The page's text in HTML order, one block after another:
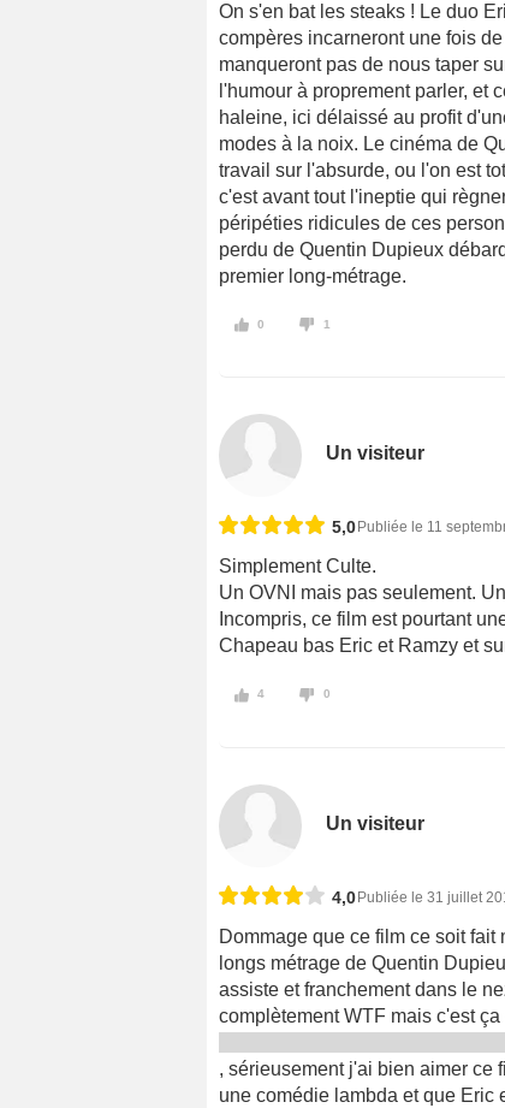
On s'en bat les steaks ! Le duo
compères incarneront une fois
manqueront pas de nous taper
l'humour à proprement parler, et
haleine, ici délaissé au profit
modes à la noix. Le cinéma de
travail sur l'absurde, ou l'on est
c'est avant tout l'ineptie qui
péripéties ridicules de ces
perdu de Quentin Dupieux
premier long-métrage.
0 1
Un visiteur
5,0 Publiée le 11
Simplement Culte.
Un OVNI mais pas seulement.
Incompris, ce film est pourtant
Chapeau bas Eric et Ramzy et
4 0
Un visiteur
4,0 Publiée le 31 juillet
Dommage que ce film ce soit
longs métrage de Quentin
assiste et franchement dans le
complètement WTF mais c'est
, sérieusement j'ai bien aimer ce
une comédie lambda et que Eric